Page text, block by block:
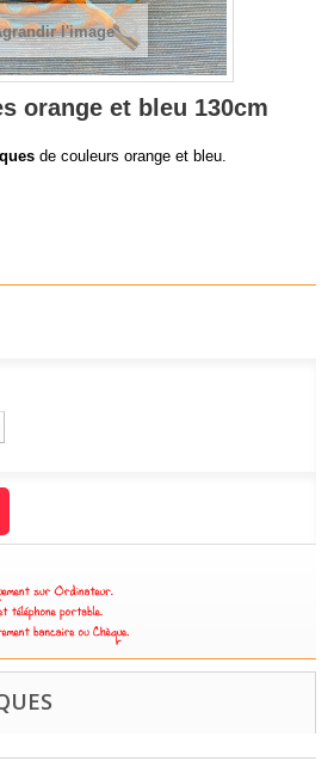
l'image
orange et bleu 130cm
de couleurs orange et bleu.